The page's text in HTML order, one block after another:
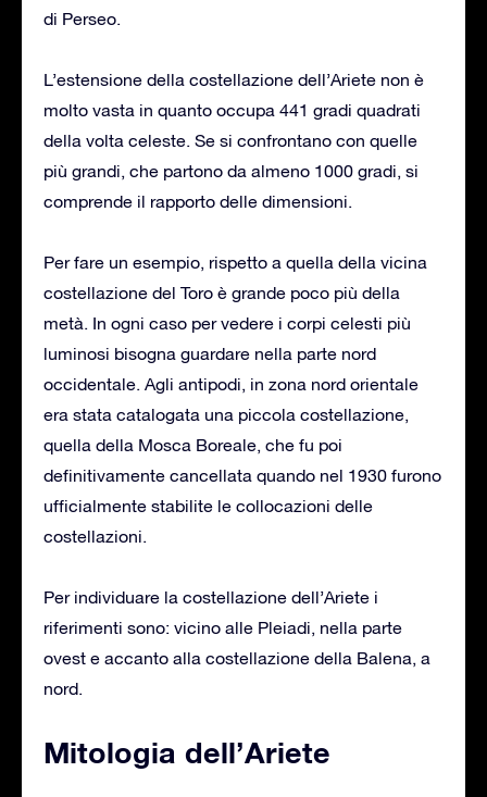
di Perseo.
L’estensione della costellazione dell’Ariete non è
molto vasta in quanto occupa 441 gradi quadrati
della volta celeste. Se si confrontano con quelle
più grandi, che partono da almeno 1000 gradi, si
comprende il rapporto delle dimensioni.
Per fare un esempio, rispetto a quella della vicina
costellazione del Toro è grande poco più della
metà. In ogni caso per vedere i corpi celesti più
luminosi bisogna guardare nella parte nord
occidentale. Agli antipodi, in zona nord orientale
era stata catalogata una piccola costellazione,
quella della Mosca Boreale, che fu poi
definitivamente cancellata quando nel 1930 furono
ufficialmente stabilite le collocazioni delle
costellazioni.
Per individuare la costellazione dell’Ariete i
riferimenti sono: vicino alle Pleiadi, nella parte
ovest e accanto alla costellazione della Balena, a
nord.
Mitologia dell’Ariete